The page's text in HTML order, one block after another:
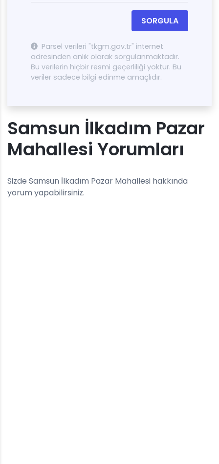
SORGULA
Parsel verileri "tkgm.gov.tr" internet
adresinden anlık olarak sorgulanmaktadır.
Bu verilerin hiçbir resmi geçerliliği yoktur. Bu
veriler sadece bilgi edinme amaçlıdır.
Samsun İlkadım Pazar
Mahallesi Yorumları
Sizde Samsun İlkadım Pazar Mahallesi hakkında
yorum yapabilirsiniz.